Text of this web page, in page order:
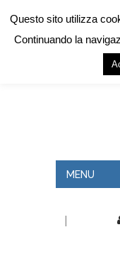
MENU
|
Questo sito utilizza
Continuando la